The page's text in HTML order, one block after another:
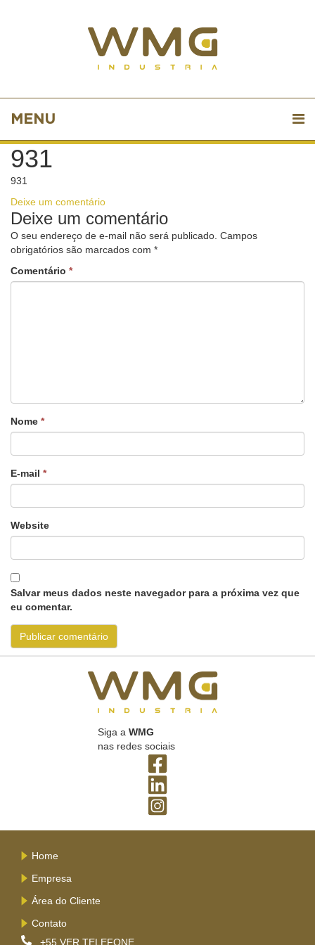
MENU
931
931
Deixe um comentário
Deixe um comentário
O seu endereço de e-mail não será publicado. Campos
obrigatórios são marcados com *
Comentário *
Nome *
E-mail *
Website
Salvar meus dados neste navegador para a próxima vez que
eu comentar.
Siga a WMG
nas redes sociais
Home
Empresa
Área do Cliente
Contato
+55 VER TELEFONE